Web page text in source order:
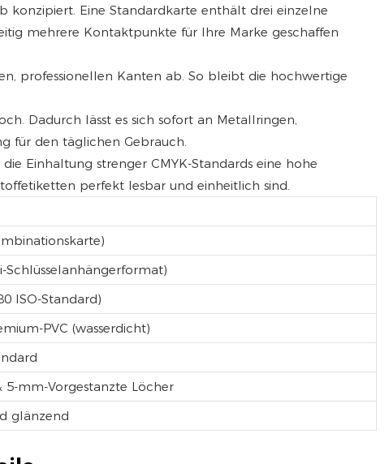
konzipiert. Eine Standardkarte enthält drei einzelne
mehrere Kontaktpunkte für Ihre Marke geschaffen
professionellen Kanten ab. So bleibt die hochwertige
Dadurch lässt es sich sofort an Metallringen,
für den täglichen Gebrauch.
Einhaltung strenger CMYK-Standards eine hohe
perfekt lesbar und einheitlich sind.
Schlüsselanhängerformat)
ISO-Standard)
PVC (wasserdicht)
5-mm-Vorgestanzte Löcher
glänzend